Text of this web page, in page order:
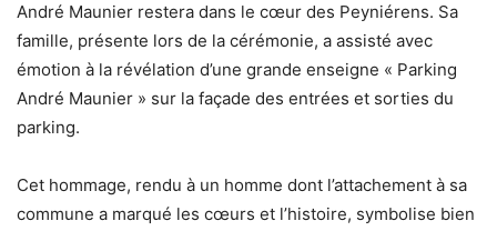
André Maunier restera dans le cœur des Peyniérens. Sa
famille, présente lors de la cérémonie, a assisté avec
émotion à la révélation d’une grande enseigne « Parking
André Maunier » sur la façade des entrées et sorties du
parking.
Cet hommage, rendu à un homme dont l’attachement à sa
commune a marqué les cœurs et l’histoire, symbolise bien